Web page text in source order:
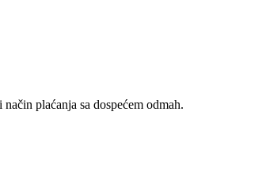
plaćanja sa dospećem odmah.